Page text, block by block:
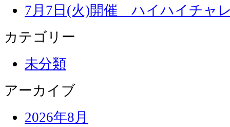
7月7日(火)開催 ハイハイチャ
カテゴリー
未分類
アーカイブ
2026年8月